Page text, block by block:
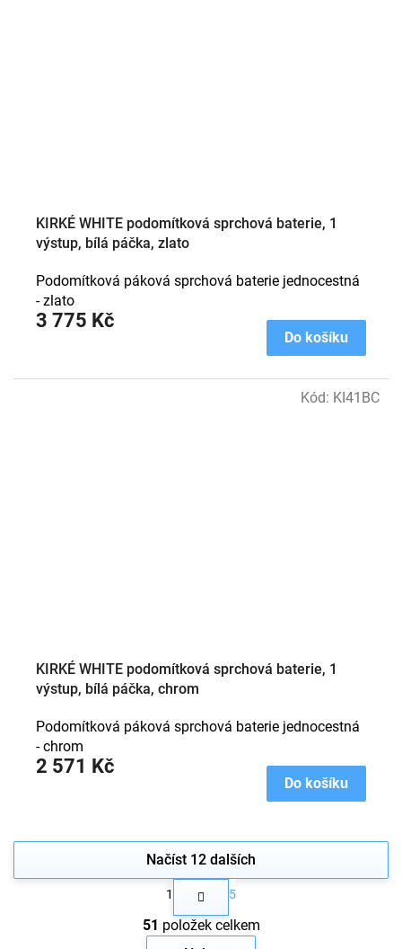
KIRKÉ WHITE podomítková sprchová baterie, 1
výstup, bílá páčka, zlato
3 775 Kč
Do košíku
Podomítková páková sprchová baterie jednocestná
- zlato
KIRKÉ WHITE podomítková sprchová baterie, 1
výstup, bílá páčka, chrom
2 571 Kč
Do košíku
Podomítková páková sprchová baterie jednocestná
- chrom
Kód: KI41BC
O
v
Načíst 12 dalších
S
t
r
á
1 5
51 položek celkem